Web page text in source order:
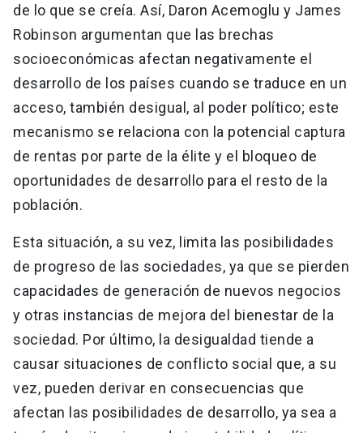
de lo que se creía. Así, Daron Acemoglu y James
Robinson argumentan que las brechas
socioeconómicas afectan negativamente el
desarrollo de los países cuando se traduce en un
acceso, también desigual, al poder político; este
mecanismo se relaciona con la potencial captura
de rentas por parte de la élite y el bloqueo de
oportunidades de desarrollo para el resto de la
población.
Esta situación, a su vez, limita las posibilidades
de progreso de las sociedades, ya que se pierden
capacidades de generación de nuevos negocios
y otras instancias de mejora del bienestar de la
sociedad. Por último, la desigualdad tiende a
causar situaciones de conflicto social que, a su
vez, pueden derivar en consecuencias que
afectan las posibilidades de desarrollo, ya sea a